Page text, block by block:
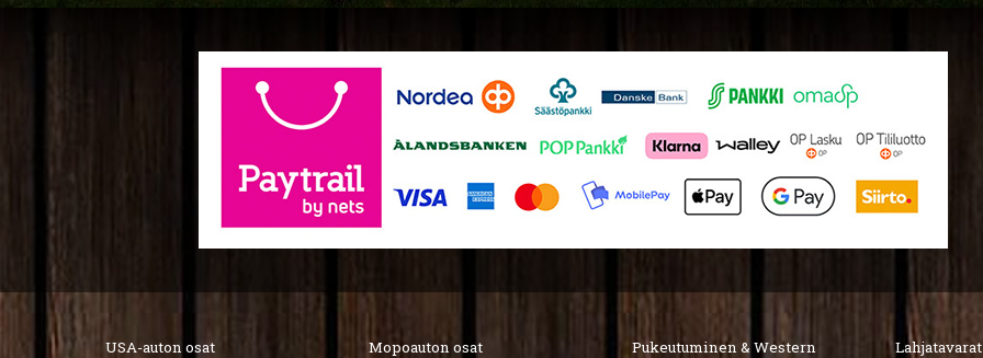
USA-auton osat Mopoauton osat Pukeutuminen & Western